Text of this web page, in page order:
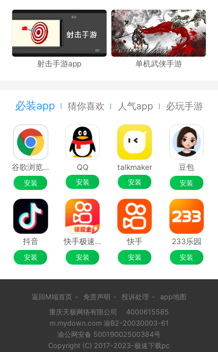
射击手游app 单机武侠手游
必装app 猜你喜欢 人气app 必玩手游
谷歌浏览器Google Chrome
安装
QQ
安装
talkmaker
安装
豆包
安装
抖音
安装
快手极速版
安装
快手
安装
233乐园
安装
返回M端首页 - 免责声明 - 投诉处理 -
app地图
重庆天极网络有限公司
4000615585
m.mydown.com 渝B2-20030003-61
渝公网安备 50019002500384号
Copyright (C) 2017-2023-极速下载pc